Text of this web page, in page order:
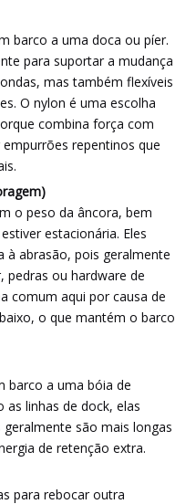
barco a uma doca ou píer.
para suportar a mudança
mas também flexíveis
O nylon é uma escolha
combina força com
repentinos que
o peso da âncora, bem
estacionária. Eles
à abrasão, pois geralmente
ou hardware de
comum aqui por causa de
o que mantém o barco
barco a uma bóia de
linhas de dock, elas
são mais longas
de retenção extra.
para rebocar outra